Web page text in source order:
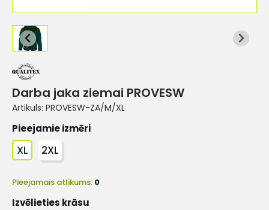
Darba jaka ziemai PROVESW
Artikuls: PROVESW-ZA/M/XL
Pieejamie izmēri
XL 2XL
Pieejamais atlikums: 0
Izvēlieties krāsu